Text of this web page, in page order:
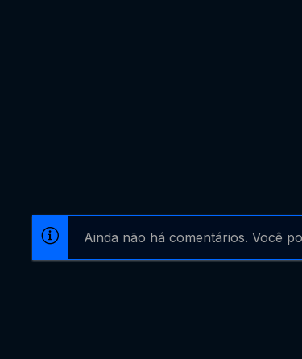
Ainda não há comentários. Você